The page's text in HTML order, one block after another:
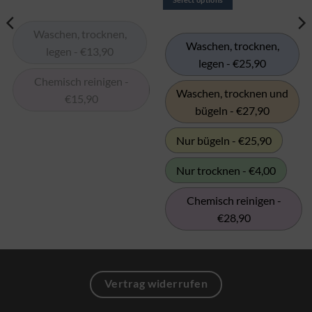
options
Waschen, trocknen,
legen - €13,90
Chemisch reinigen -
€15,90
The
may
chosen
on
the
product
page
Waschen, trocknen,
legen - €25,90
Waschen, trocknen und
bügeln - €27,90
Nur bügeln - €25,90
Nur trocknen - €4,00
Chemisch reinigen -
€28,90
Vertrag widerrufen